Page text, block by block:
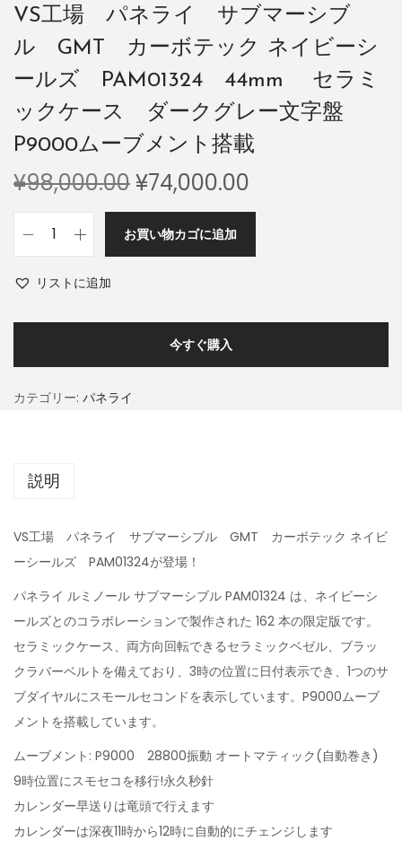
VS工場 パネライ サブマーシブ
ル GMT カーボテック ネイビーシ
ールズ PAM01324 44mm セラミ
ックケース ダークグレー文字盤
P9000ムーブメント搭載
¥98,000.00¥74,000.00
お買い物カゴに追加
リストに追加
今すぐ購入
カテゴリー: パネライ
説明
VS工場 パネライ サブマーシブル GMT カーボテック ネイビ
ーシールズ PAM01324が登場！
パネライ ルミノール サブマーシブル PAM01324 は、ネイビーシ
ールズとのコラボレーションで製作された 162 本の限定版です。
セラミックケース、両方向回転できるセラミックベゼル、ブラッ
クラバーベルトを備えており、3時の位置に日付表示でき、1つのサ
ブダイヤルにスモールセコンドを表示しています。P9000ムーブ
メントを搭載しています。
ムーブメント: P9000 28800振動 オートマティック(自動巻き)
9時位置にスモセコを移行!永久秒針
カレンダー早送りは竜頭で行えます
カレンダーは深夜11時から12時に自動的にチェンジします